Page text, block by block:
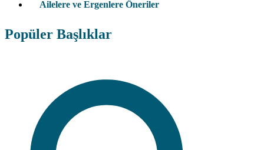
Ailelere ve Ergenlere Öneriler
Popüler Başlıklar